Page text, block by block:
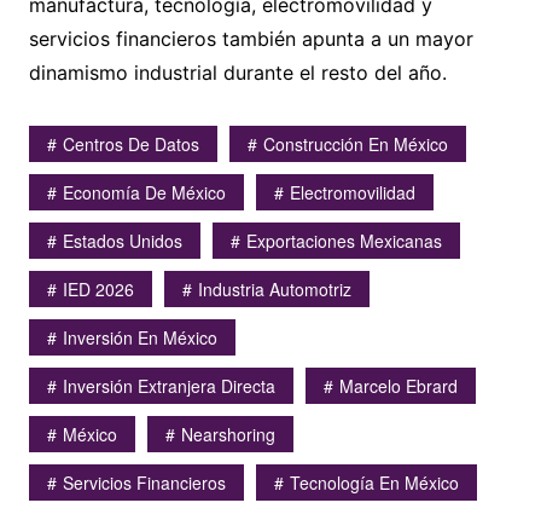
manufactura, tecnología, electromovilidad y
servicios financieros también apunta a un mayor
dinamismo industrial durante el resto del año.
Centros De Datos
Construcción En México
Economía De México
Electromovilidad
Estados Unidos
Exportaciones Mexicanas
IED 2026
Industria Automotriz
Inversión En México
Inversión Extranjera Directa
Marcelo Ebrard
México
Nearshoring
Servicios Financieros
Tecnología En México